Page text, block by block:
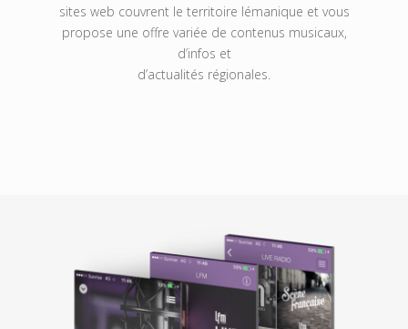
sites web couvrent le territoire lémanique et vous
propose une offre variée de contenus musicaux,
d’infos et
d’actualités régionales.